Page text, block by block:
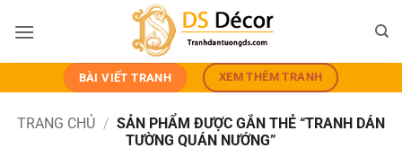
qua
BÀI VIẾT TRANH XEM THÊM TRANH
TRANG CHỦ / SẢN PHẨM ĐƯỢC GẮN THẺ “TRANH DÁN
TƯỜNG QUÁN NƯỚNG”